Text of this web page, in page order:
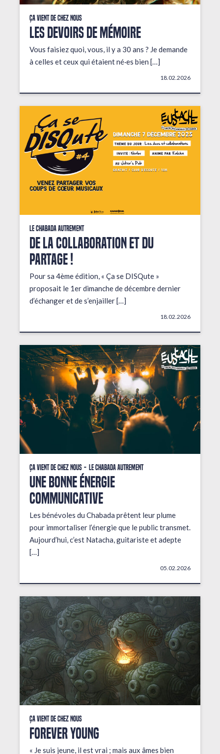
Ça vient de chez nous
LES DEVOIRS DE MÉMOIRE
Vous faisiez quoi, vous, il y a 30 ans ? Je demande
à celles et ceux qui étaient né·es bien […]
18.02.2026
Le Chabada autrement
De la collaboration et du
partage !
Pour sa 4ème édition, « Ça se DISQute »
proposait le 1er dimanche de décembre dernier
d’échanger et de s’enjailler […]
18.02.2026
Ça vient de chez nous Le Chabada autrement
une bonne énergie
communicative
Les bénévoles du Chabada prêtent leur plume
pour immortaliser l’énergie que le public transmet.
Aujourd’hui, c’est Natacha, guitariste et adepte
[…]
05.02.2026
Ça vient de chez nous
FOREVER YOUNG
« Je suis jeune, il est vrai ; mais aux âmes bien